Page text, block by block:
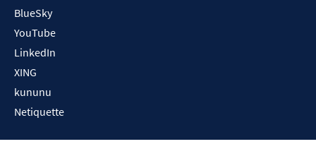
BlueSky
YouTube
LinkedIn
XING
kununu
Netiquette